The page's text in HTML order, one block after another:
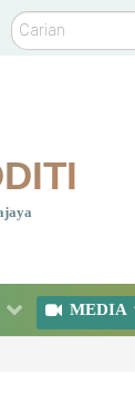
Carian
MEDIA